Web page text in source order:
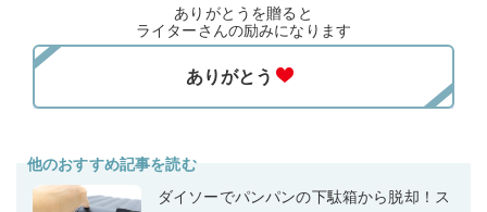
ありがとうを贈ると
ライターさんの励みになります
他のおすすめ記事を読む
ダイソーでパンパンの下駄箱から脱却！ス